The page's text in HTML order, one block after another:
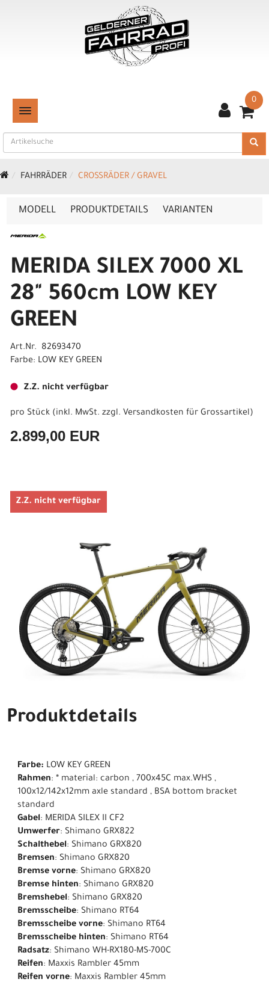
TOGGLE NAVIGATION
0
FAHRRÄDER CROSSRÄDER / GRAVEL
MODELL PRODUKTDETAILS VARIANTEN
MERIDA SILEX 7000 XL
28" 560cm LOW KEY
GREEN
Art.Nr. 82693470
Farbe: LOW KEY GREEN
Z.Z. nicht verfügbar
pro Stück (inkl. MwSt. zzgl. Versandkosten für Grossartikel)
2.899,00 EUR
Z.Z. nicht verfügbar
Produktdetails
Farbe: LOW KEY GREEN
Rahmen: * material: carbon , 700x45C max.WHS ,
100x12/142x12mm axle standard , BSA bottom bracket
standard
Gabel: MERIDA SILEX II CF2
Umwerfer: Shimano GRX822
Schalthebel: Shimano GRX820
Bremsen: Shimano GRX820
Bremse vorne: Shimano GRX820
Bremse hinten: Shimano GRX820
Bremshebel: Shimano GRX820
Bremsscheibe: Shimano RT64
Bremsscheibe vorne: Shimano RT64
Bremsscheibe hinten: Shimano RT64
Radsatz: Shimano WH-RX180-MS-700C
Reifen: Maxxis Rambler 45mm
Reifen vorne: Maxxis Rambler 45mm